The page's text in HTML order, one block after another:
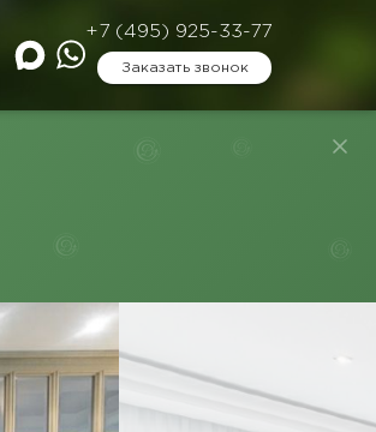
+7 (495) 925-33-77
Заказать звонок